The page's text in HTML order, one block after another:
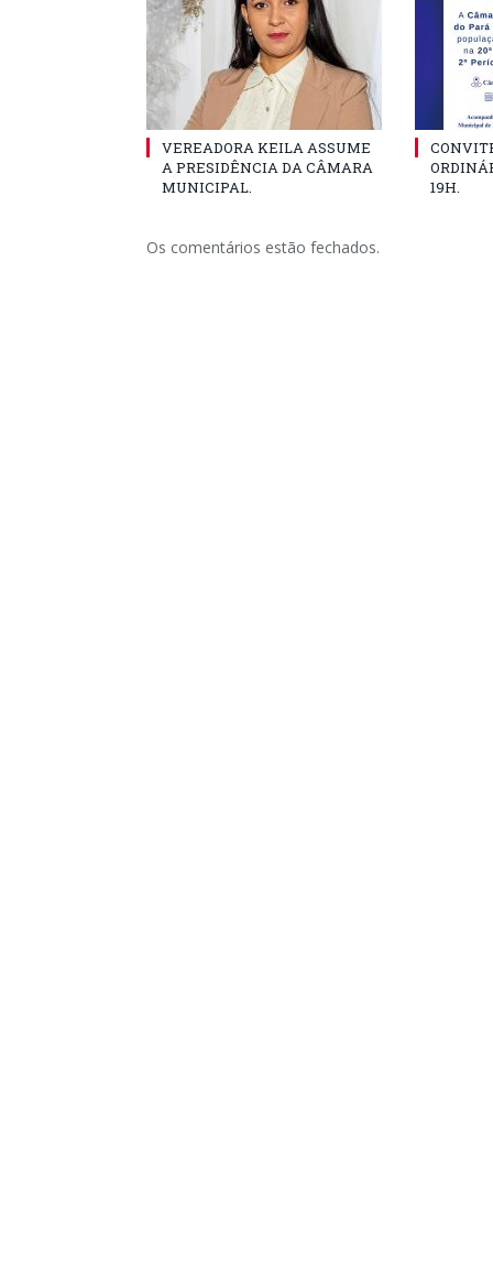
VEREADORA KEILA ASSUME
A PRESIDÊNCIA DA CÂMARA
MUNICIPAL.
19H.
Os comentários estão fechados.